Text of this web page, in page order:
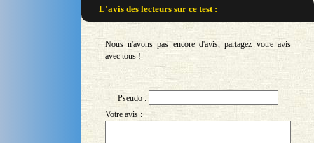
L'avis des lecteurs surce test :
Nous n'avons pas encore d'avis, partagez votre avis
avec tous !
Pseudo :
Votre avis :